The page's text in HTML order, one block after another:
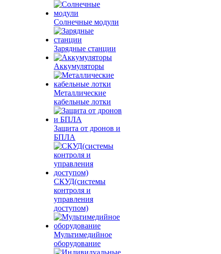
Солнечные модули
Зарядные станции
Аккумуляторы
Металлические
кабельные лотки
Защита от дронов и
БПЛА
СКУД(системы
контроля и
управления
доступом)
Мультимедийное
оборудование